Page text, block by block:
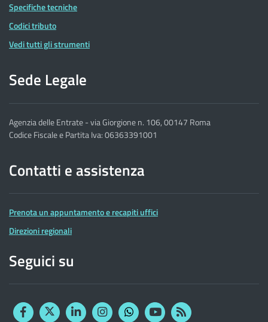
Specifiche tecniche
Codici tributo
Vedi tutti gli strumenti
Sede Legale
Agenzia delle Entrate - via Giorgione n. 106, 00147 Roma
Codice Fiscale e Partita Iva: 06363391001
Contatti e assistenza
Prenota un appuntamento e recapiti uffici
Direzioni regionali
Seguici su
FacebookTwitterLinkedinInstagram YouTubeRSS